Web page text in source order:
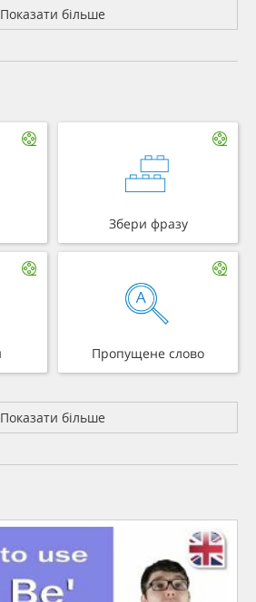
Показати більше
Збери фразу
Пропущене слово
Показати більше